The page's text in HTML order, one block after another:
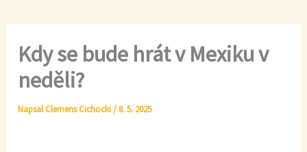
Kdy se bude hrát v Mexiku v
neděli?
NapsalClemens Cichocki/ 8. 5. 2025